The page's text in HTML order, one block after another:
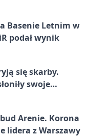
Basenie Letnim w
podał wynik
się skarby.
swoje
Arenie. Korona
lidera z Warszawy